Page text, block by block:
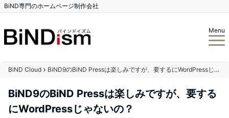
BiND専門のホームページ制作会社
Menu
BiND Cloud BiND9のBiND Pressは楽しみですが、要するにWordPressじゃないの？
BiND9のBiND Pressは楽しみですが、要する
にWordPressじゃないの？